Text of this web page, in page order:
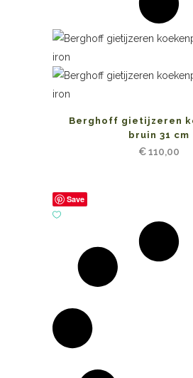
Berghoff gietijzeren
bruin 31 cm
€110,00
Save